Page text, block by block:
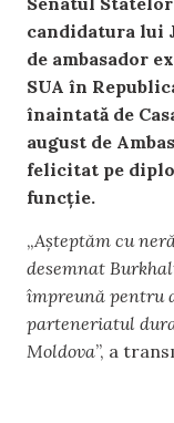
candidatura lui
de ambasador
SUA în
înaintată de
august de
felicitat pe
funcție.
„Așteptăm cu
desemnat
împreună pentru
parteneriatul
Moldova”, a